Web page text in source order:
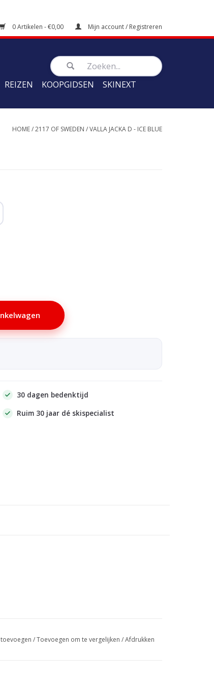
0 Artikelen - €0,00 Mijn account / Registreren
REIZEN KOOPGIDSEN SKINEXT
HOME/2117 OF SWEDEN /VALLA JACKA D - ICE BLUE
30 dagen bedenktijd
Ruim 30 jaar dé skispecialist
/Toevoegen om te vergelijken /Afdrukken